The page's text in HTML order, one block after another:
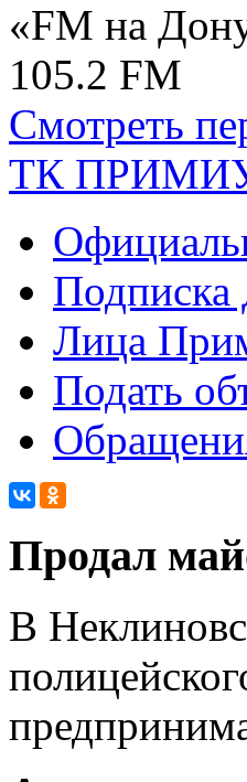
«FM на
105.2 FM
Смотреть
ТК
Лица
Подать
Продал
В